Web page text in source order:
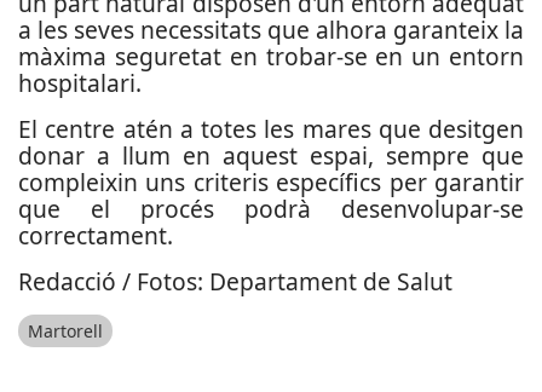
a les seves necessitats que alhora garanteix la
màxima seguretat en trobar-se en un entorn
hospitalari.
El centre atén a totes les mares que desitgen
donar a llum en aquest espai, sempre que
compleixin uns criteris específics per garantir
que el procés podrà desenvolupar-se
correctament.
Redacció / Fotos: Departament de Salut
Martorell